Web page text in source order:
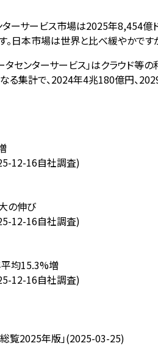
ターサービス市場は2025年
日本市場は世界と比べ緩やかです
センターサービス」はクラウド
る集計で、2024年4兆180億円、
12-16自社調査)
の伸び
12-16自社調査)
平均15.3%増
12-16自社調査)
覧2025年版」(2025-03-25)